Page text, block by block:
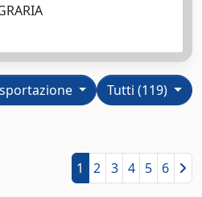
Tutti (119)
1 2 3 4 5 6